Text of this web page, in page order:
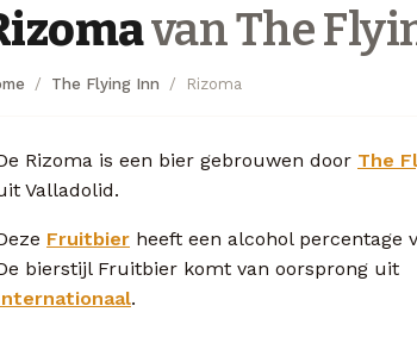
van The
The Flying Inn Rizoma
Rizoma is een bier gebrouwen door The
Valladolid.
Fruitbier heeft een alcohol percentage
bierstijl Fruitbier komt van oorsprong uit
.